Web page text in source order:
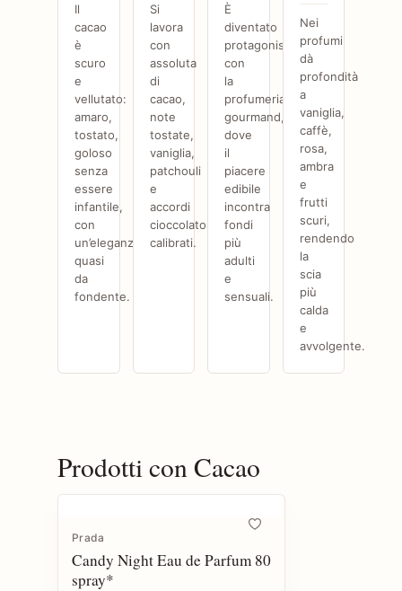
Il
cacao
è
scuro
e
vellutato:
amaro,
tostato,
goloso
senza
essere
infantile,
con
un’eleganza
quasi
da
fondente.
Si
lavora
con
assoluta
di
cacao,
note
tostate,
vaniglia,
patchouli
e
accordi
cioccolato
calibrati.
È
diventato
protagonista
con
la
profumeria
gourmand,
dove
il
piacere
edibile
incontra
fondi
più
adulti
e
sensuali.
Nei
profumi
dà
profondità
a
vaniglia,
caffè,
rosa,
ambra
e
frutti
scuri,
rendendo
la
scia
più
calda
e
avvolgente.
Prodotti con Cacao
Prada
Candy Night Eau de Parfum 80
spray*